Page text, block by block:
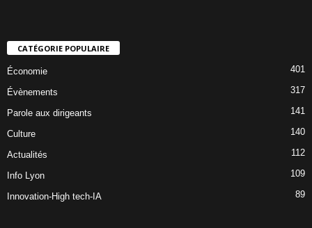
CATÉGORIE POPULAIRE
Économie 401
Évènements 317
Parole aux dirigeants 141
Culture 140
Actualités 112
Info Lyon 109
Innovation-High tech-IA 89